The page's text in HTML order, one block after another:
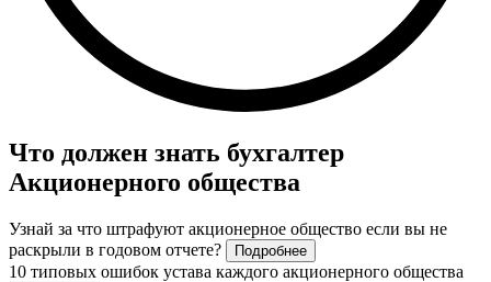
Что должен знать бухгалтер
Акционерного общества
Узнай за что штрафуют акционерное общество если вы не
раскрыли в годовом отчете?
Подробнее
10 типовых ошибок устава каждого акционерного общества